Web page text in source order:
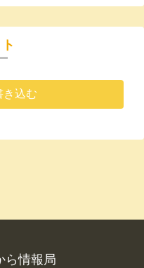
き込む
ら情報局